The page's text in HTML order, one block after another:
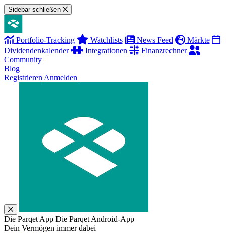
Sidebar schließen
Portfolio-Tracking Watchlists News Feed
Märkte
Dividendenkalender
Integrationen
Finanzrechner
Community
Blog
Registrieren Anmelden
Die Parqet App Die Parqet Android-App
Dein Vermögen immer dabei